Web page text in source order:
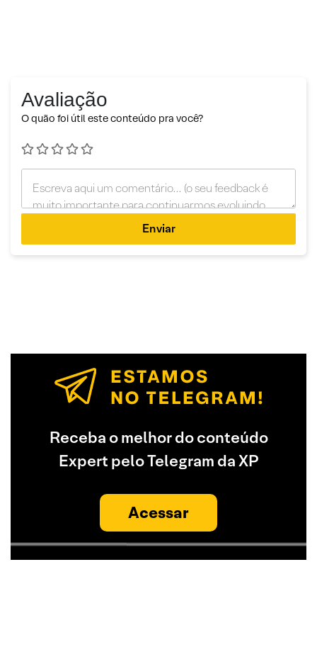
Avaliação
O quão foi útil este conteúdo pra você?
Enviar
Receba o melhor do conteúdo
Expert pelo Telegram da XP
Acessar